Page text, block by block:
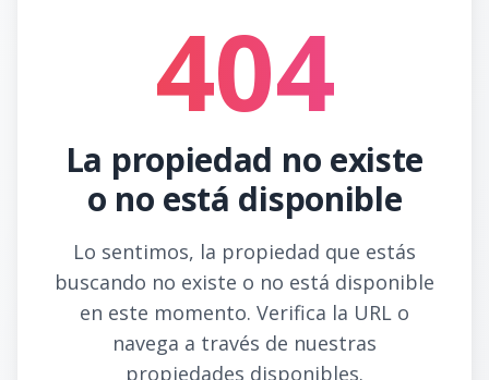
404
La propiedad no existe
o no está disponible
Lo sentimos, la propiedad que estás
buscando no existe o no está disponible
en este momento. Verifica la URL o
navega a través de nuestras
propiedades disponibles.